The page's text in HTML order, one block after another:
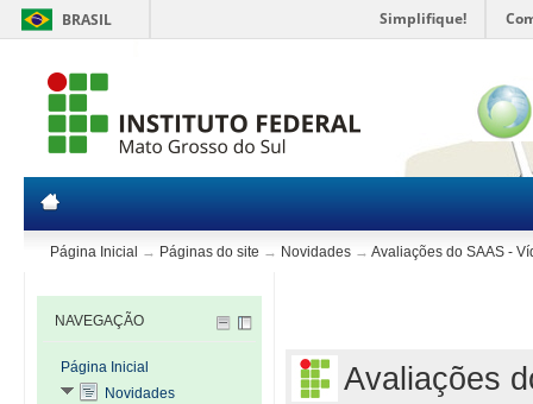
BRASIL Simplifique!
Página Inicial → Páginas do site → Novidades → Avaliações do SAAS -
Avaliações
NAVEGAÇÃO
Página Inicial
Novidades